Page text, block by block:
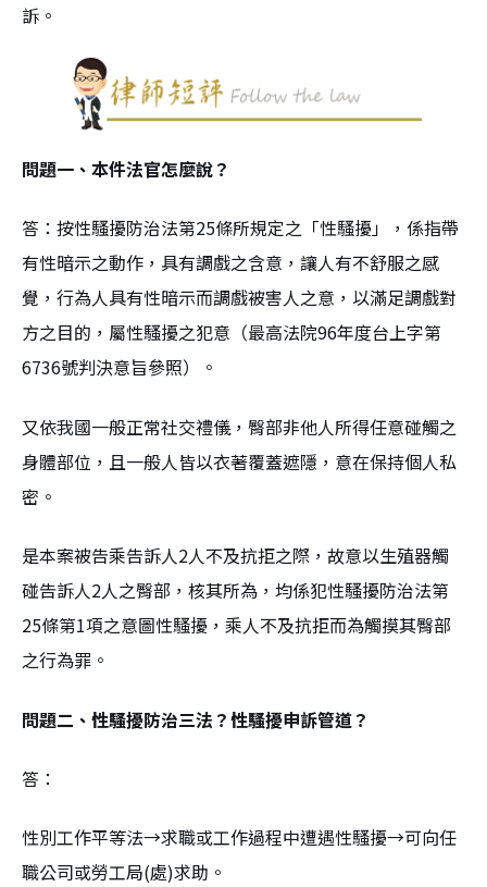
訴。
問題一、本件法官怎麼說？
答：按性騷擾防治法第25條所規定之「性騷擾」，係指帶
有性暗示之動作，具有調戲之含意，讓人有不舒服之感
覺，行為人具有性暗示而調戲被害人之意，以滿足調戲對
方之目的，屬性騷擾之犯意（最高法院96年度台上字第
6736號判決意旨參照）。
又依我國一般正常社交禮儀，臀部非他人所得任意碰觸之
身體部位，且一般人皆以衣著覆蓋遮隱，意在保持個人私
密。
是本案被告乘告訴人2人不及抗拒之際，故意以生殖器觸
碰告訴人2人之臀部，核其所為，均係犯性騷擾防治法第
25條第1項之意圖性騷擾，乘人不及抗拒而為觸摸其臀部
之行為罪。
問題二、性騷擾防治三法？性騷擾申訴管道？
答：
性別工作平等法→求職或工作過程中遭遇性騷擾→可向任
職公司或勞工局(處)求助。